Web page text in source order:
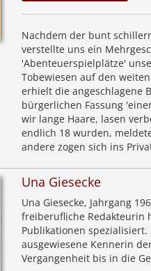
Nachdem der bunt
verstellte uns ein
'Abenteuerspielplätze'
Tobewiesen auf den
erhielt die angeschlagene
bürgerlichen Fassung
wir lange Haare, lasen
endlich 18 wurden,
andere zogen sich ins
Una Giesecke
Una Giesecke, Jahrgang
freiberufliche Redakteurin
Publikationen
ausgewiesene Kennerin
Vergangenheit bis in die